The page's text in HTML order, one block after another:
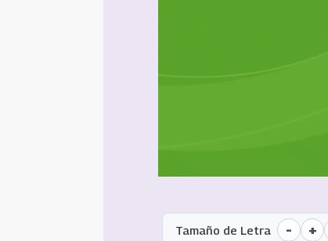
Tamaño de Letra - +